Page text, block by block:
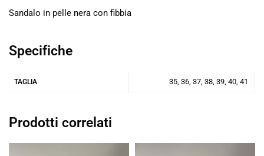
Sandalo in pelle nera con fibbia
Specifiche
TAGLIA 35, 36, 37, 38, 39, 40, 41
Prodotti correlati